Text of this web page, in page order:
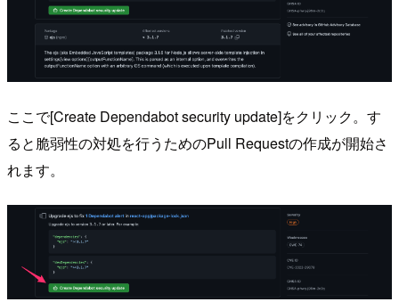
ここで[Create Dependabot security update]をクリック。す
ると脆弱性の対処を行うためのPull Requestの作成が開始さ
れます。